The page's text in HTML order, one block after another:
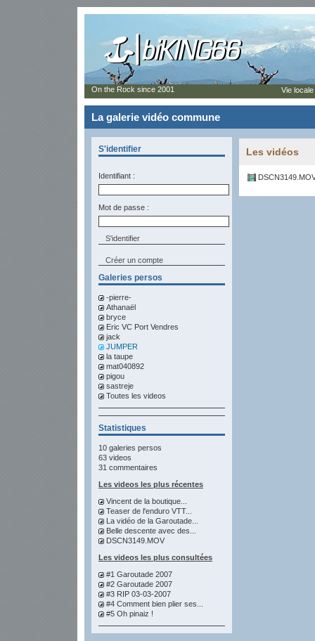
La galerie vidéo commune
S'identifier
Identifiant :
Mot de passe :
Créer un compte
Galeries persos
-pierre-
Athanaël
bryce
Eric VC Port Vendres
jack
JUMPER
la taupe
mat040892
pigou
sastreje
Toutes les videos
Statistiques
10 galeries persos
63 videos
31 commentaires
Les videos les plus récentes
Vincent de la boutique...
Teaser de l'enduro VTT...
La vidéo de la Garoutade...
Belle descente avec des...
DSCN3149.MOV
Les videos les plus consultées
#1 Garoutade 2007
#2 Garoutade 2007
#3 RIP 03-03-2007
#4 Comment bien plier ses...
#5 Oh pinaiz !
Les vidéos
On the Rock since 2001 Vie